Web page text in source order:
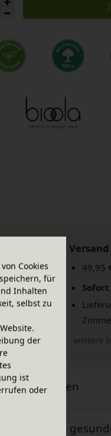
49,95
weitere
Daten
- Das
Cookies
für
Inhalten
selbst zu
der
ist
oder